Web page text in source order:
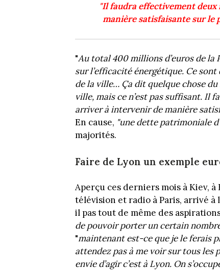
"Il faudra effectivement
manière satisfaisante sur le
"Au total 400 millions d’euros de la
sur l’efficacité énergétique. Ce
de la ville… Ça dit quelque chose
ville, mais ce n’est pas suffisant. Il
arriver à intervenir de manière
En cause, "une dette patrimoniale
majorités.
Faire de Lyon un exemple
Aperçu ces derniers mois à Kiev,
télévision et radio à Paris, arrivé à
il pas tout de même des
de pouvoir porter un certain
"maintenant est-ce que je le ferais
attendez pas à me voir sur tous les
envie d’agir c’est à Lyon. On